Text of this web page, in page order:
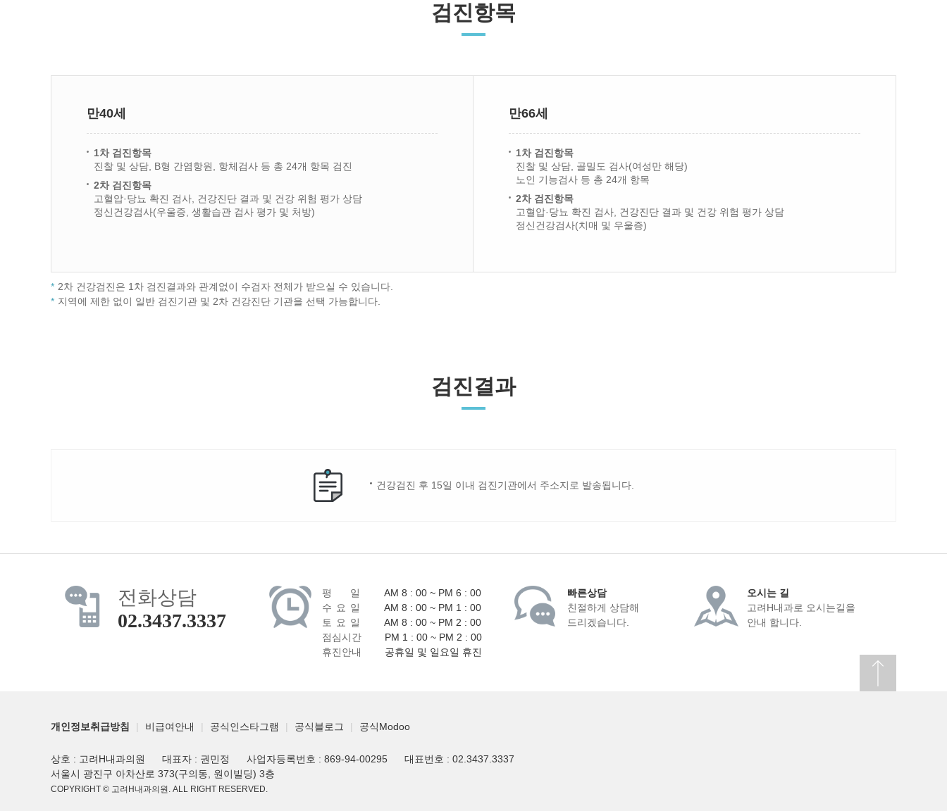
검진항목
만40세
1차 검진항목
진찰 및 상담, B형 간염항원, 항체검사 등 총 24개 항목 검진
2차 검진항목
고혈압·당뇨 확진 검사, 건강진단 결과 및 건강 위험 평가 상담
정신건강검사(우울증, 생활습관 검사 평가 및 처방)
만66세
1차 검진항목
진찰 및 상담, 골밀도 검사(여성만 해당)
노인 기능검사 등 총 24개 항목
2차 검진항목
고혈압·당뇨 확진 검사, 건강진단 결과 및 건강 위험 평가 상담
정신건강검사(치매 및 우울증)
2차 건강검진은 1차 검진결과와 관계없이 수검자 전체가 받으실 수 있습니다.
지역에 제한 없이 일반 검진기관 및 2차 건강진단 기관을 선택 가능합니다.
검진결과
건강검진 후 15일 이내 검진기관에서 주소지로 발송됩니다.
전화상담
02.3437.3337
평 일
AM 8 : 00 ~ PM 6 : 00
수 요 일
AM 8 : 00 ~ PM 1 : 00
토 요 일
AM 8 : 00 ~ PM 2 : 00
점심시간
PM 1 : 00 ~ PM 2 : 00
휴진안내
공휴일 및 일요일 휴진
빠른상담
친절하게 상담해
드리겠습니다.
오시는 길
고려H내과로 오시는길을
안내 합니다.
개인정보취급방침 | 비급여안내 | 공식인스타그램 | 공식블로그 | 공식Modoo
상호 : 고려H내과의원 대표자 : 권민정 사업자등록번호 : 869-94-00295
대표번호 : 02.3437.3337
서울시 광진구 아차산로 373(구의동, 원이빌딩) 3층
COPYRIGHT © 고려H내과의원. ALL RIGHT RESERVED.